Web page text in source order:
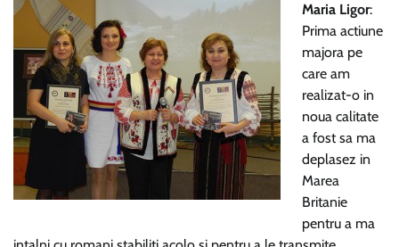
Maria Ligor:
Prima actiune
majora pe
care am
realizat-o in
noua calitate
a fost sa ma
deplasez in
Marea
Britanie
pentru a ma